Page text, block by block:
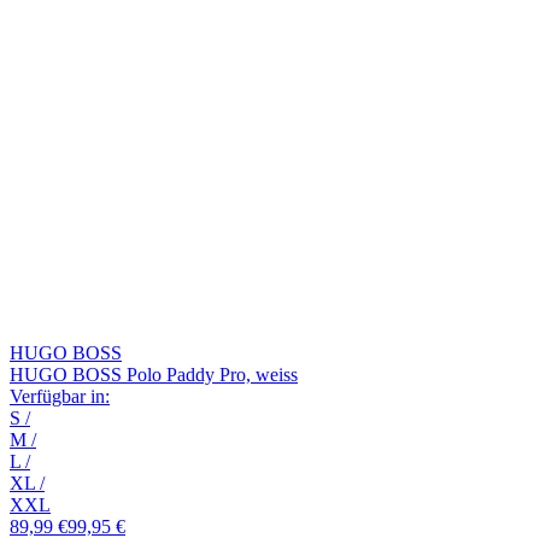
HUGO BOSS
HUGO BOSS Polo Paddy Pro, weiss
Verfügbar in:
S /
M /
L /
XL /
XXL
89,99 €99,95 €